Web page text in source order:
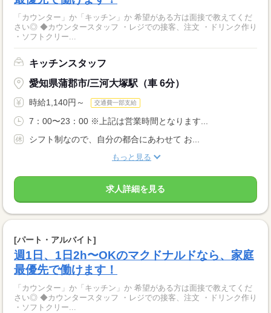
「カウンター」か「キッチン」か 希望がある方は面接で教えてくだ
さい◎ ◆カウンタースタッフ ・レジでの接客、注文 ・ドリンク作り
・ソフトクリー...
キッチンスタッフ
愛知県蒲郡市/三河大塚駅（車 6分）
時給1,140円～ 交通費一部支給
7：00〜23：00 ※上記は営業時間となります...
シフト制なので、自分の都合にあわせて お...
もっと見る
求人詳細を見る
[パート・アルバイト]
週1日、1日2h〜OKのマクドナルドなら、家庭
最優先で働けます！
「カウンター」か「キッチン」か 希望がある方は面接で教えてくだ
さい◎ ◆カウンタースタッフ ・レジでの接客、注文 ・ドリンク作り
・ソフトクリー...